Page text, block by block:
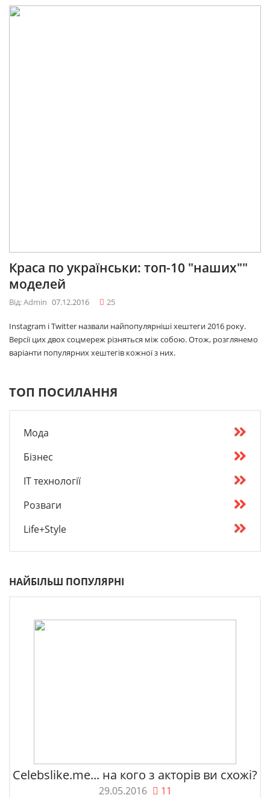
Краса по українськи: топ-10 "наших""
моделей
Від: Admin 07.12.2016 25
Instagram і Twitter назвали найпопулярніші хештеги 2016 року.
Версії цих двох соцмереж різняться між собою. Отож, розглянемо
варіанти популярних хештегів кожної з них.
ТОП ПОСИЛАННЯ
Мода
Бізнес
IT технології
Розваги
Life+Style
НАЙБІЛЬШ ПОПУЛЯРНІ
Celebslike.me... на кого з акторів ви схожі?
29.05.2016 11